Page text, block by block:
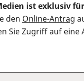
ist exklusiv
den Online-Antrag
Sie Zugriff auf